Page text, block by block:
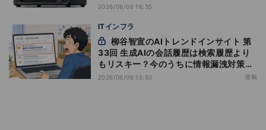
2026/08/06 16:35
ITインフラ
33回 生成AIの会話履歴は検索履歴より
もリスキー？今のうちに情報漏洩対策を
万全にしておこう
2026/08/06 15:50 連載